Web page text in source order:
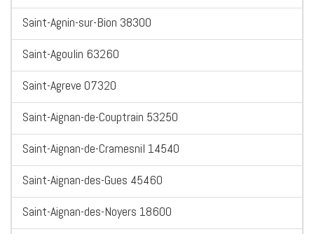
Saint-Agnin-sur-Bion 38300
Saint-Agoulin 63260
Saint-Agreve 07320
Saint-Aignan-de-Couptrain 53250
Saint-Aignan-de-Cramesnil 14540
Saint-Aignan-des-Gues 45460
Saint-Aignan-des-Noyers 18600